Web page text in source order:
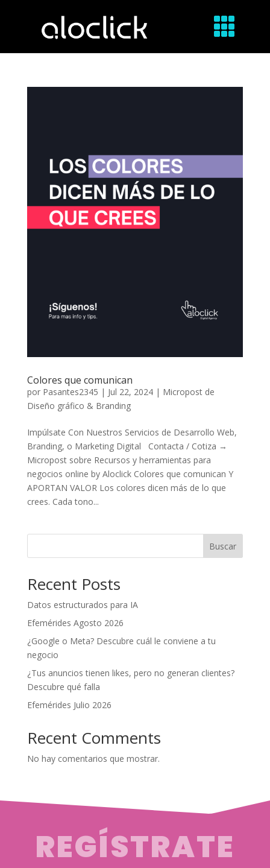
Colores que comunican
por Pasantes2345 | Jul 22, 2024| Micropost de
Diseño gráfico & Branding
Impúlsate Con Nuestros Servicios de Desarrollo Web,
Branding, o Marketing Digital Contacta / Cotiza →
Micropost sobre Recursos y herramientas para
negocios online by Aloclick Colores que comunican Y
APORTAN VALOR Los colores dicen más de lo que
crees. Cada tono...
Buscar
Recent Posts
Datos estructurados para IA
Efemérides Agosto 2026
¿Google o Meta? Descubre cuál le conviene a tu
negocio
¿Tus anuncios tienen likes, pero no generan clientes?
Descubre qué falla
Efemérides Julio 2026
Recent Comments
No hay comentarios que mostrar.
REGÍSTRATE